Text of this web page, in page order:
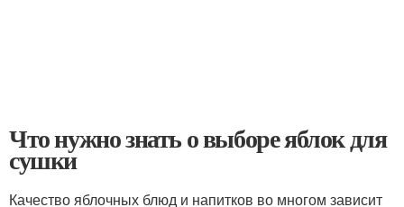
Что нужно знать о выборе яблок для
сушки
Качество яблочных блюд и напитков во многом зависит